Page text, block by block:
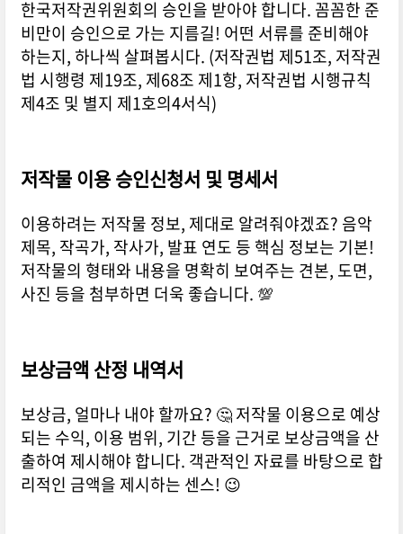
한국저작권위원회의 승인을 받아야 합니다. 꼼꼼한 준
비만이 승인으로 가는 지름길! 어떤 서류를 준비해야
하는지, 하나씩 살펴봅시다. (저작권법 제51조, 저작권
법 시행령 제19조, 제68조 제1항, 저작권법 시행규칙
제4조 및 별지 제1호의4서식)
저작물 이용 승인신청서 및 명세서
이용하려는 저작물 정보, 제대로 알려줘야겠죠? 음악
제목, 작곡가, 작사가, 발표 연도 등 핵심 정보는 기본!
저작물의 형태와 내용을 명확히 보여주는 견본, 도면,
사진 등을 첨부하면 더욱 좋습니다. 💯
보상금액 산정 내역서
보상금, 얼마나 내야 할까요? 🤔 저작물 이용으로 예상
되는 수익, 이용 범위, 기간 등을 근거로 보상금액을 산
출하여 제시해야 합니다. 객관적인 자료를 바탕으로 합
리적인 금액을 제시하는 센스! 😉